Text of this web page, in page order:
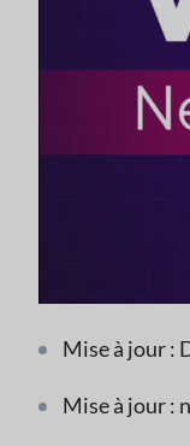
Mise à jour :
Mise à jour :